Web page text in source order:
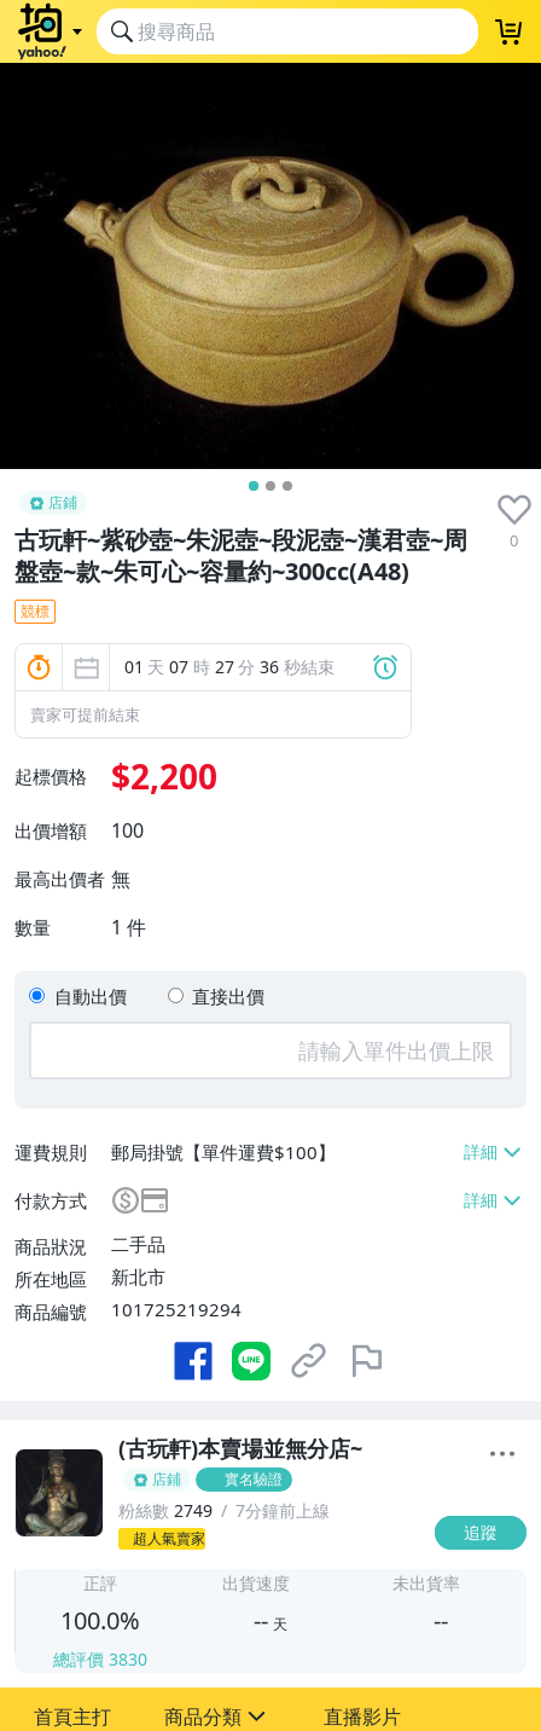
店鋪
古玩軒~紫砂壺~朱泥壺~段泥壺~漢君壺~周
盤壺~款~朱可心~容量約~300cc(A48)
0
競標
01 天 07 時 27分 35 秒結束
賣家可提前結束
起標價格 $2,200
出價增額 100
最高出價者 無
數量 1 件
自動出價 直接出價
運費規則
郵局掛號【單件運費$100】
付款方式
商品狀況
二手品
所在地區
新北市
商品編號
101725219294
(古玩軒)本賣場並無分店~
店鋪 實名驗證
粉絲數 2749 7分鐘前上線
超人氣賣家 追蹤
-
正評
100.0%
總評價 3830
出貨速度
-- 天
未出貨率
--
首頁主打 商品分類 直播影片